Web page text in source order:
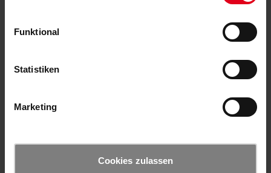
Funktional
Statistiken
Marketing
Cookies zulassen